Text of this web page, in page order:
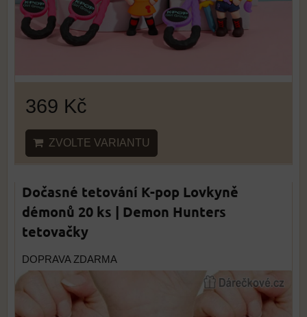
369 Kč
ZVOLTE VARIANTU
Dočasné tetování K-pop Lovkyně
démonů 20 ks | Demon Hunters
tetovačky
DOPRAVA ZDARMA